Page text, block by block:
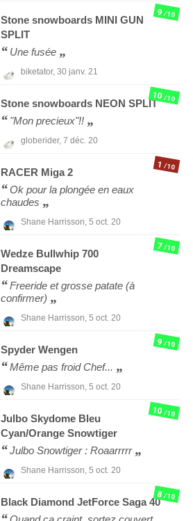
Stone snowboards MINI GUN
SPLIT
Une fusée
biketator, 30 janv. 21
9/10
Stone snowboards NEON SPLIT
"Mon precieux"!!
globerider, 7 déc. 20
10/10
RACER Miga 2
Ok pour la plongée en eaux
chaudes
Shane Harrisson, 5 oct. 20
1/10
Wedze Bullwhip 700
Dreamscape
Freeride et grosse patate (à
confirmer)
Shane Harrisson, 5 oct. 20
7/10
Spyder Wengen
Même pas froid Chef...
Shane Harrisson, 5 oct. 20
9/10
Julbo Skydome Bleu
Cyan/Orange Snowtiger
Julbo Snowtiger : Roaarrrrr
Shane Harrisson, 5 oct. 20
10/10
Black Diamond JetForce Saga 40
8/10